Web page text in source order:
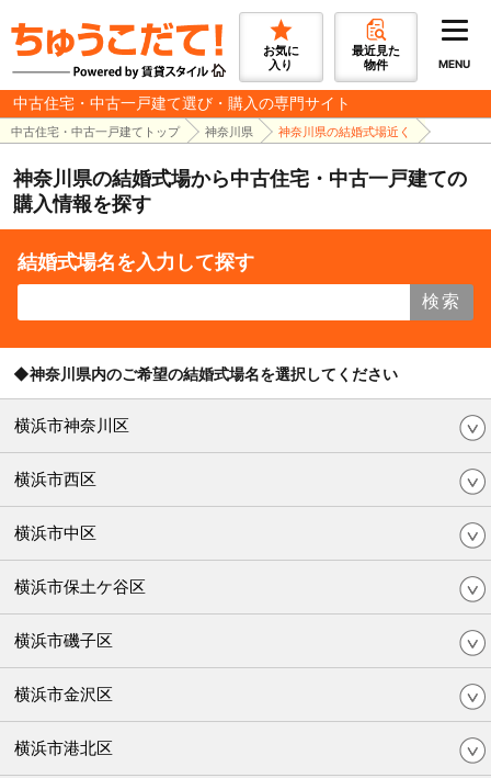
お気に
入り
最近見た
物件
MENU
中古住宅・中古一戸建て選び・購入の専門サイト
中古住宅・中古一戸建てトップ 神奈川県 神奈川県の結婚式場近く
神奈川県の結婚式場から中古住宅・中古一戸建ての
購入情報を探す
結婚式場名を入力して探す
検索
◆神奈川県内のご希望の結婚式場名を選択してください
横浜市神奈川区
横浜市西区
横浜市中区
横浜市保土ケ谷区
横浜市磯子区
横浜市金沢区
横浜市港北区